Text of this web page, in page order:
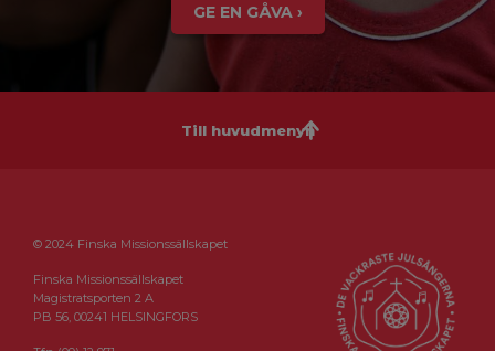
GE EN GÅVA ›
Till huvudmenyn
© 2024 Finska Missionssällskapet
Finska Missionssällskapet
Magistratsporten 2 A
PB 56, 00241 HELSINGFORS